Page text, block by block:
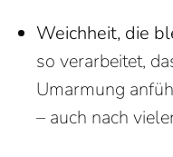
Weichheit, die
so verarbeitet,
Umarmung
– auch nach